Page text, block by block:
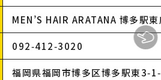
MEN’S HAIR ARATANA 博多駅
092‑412‑3020
福岡県福岡市博多区博多駅東